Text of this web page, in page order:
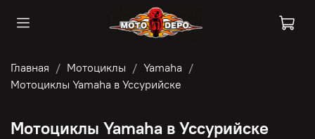
Главная Мотоциклы
Yamaha
Мотоциклы Yamaha в Уссурийске
Мотоциклы Yamaha в Уссурийске